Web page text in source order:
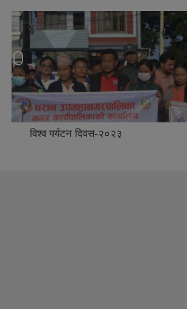
विश्व पर्यटन दिवस-२०२३